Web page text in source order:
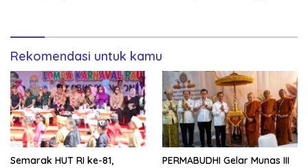
Rekomendasi untuk kamu
Semarak HUT RI ke-81,
PERMABUDHI Gelar Munas III